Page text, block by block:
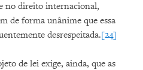
no direito internacional,
de forma unânime que essa
desrespeitada.[24]
de lei exige, ainda, que as